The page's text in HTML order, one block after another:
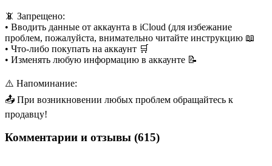
📵 Запрещено:
• Вводить данные от аккаунта в iCloud (для избежание
проблем, пожалуйста, внимательно читайте инструкцию 📖
• Что-либо покупать на аккаунт 🛒
• Изменять любую информацию в аккаунте 📝
⚠️ Напоминание:
📤 При возникновении любых проблем обращайтесь к
продавцу!
Комментарии и отзывы (615)